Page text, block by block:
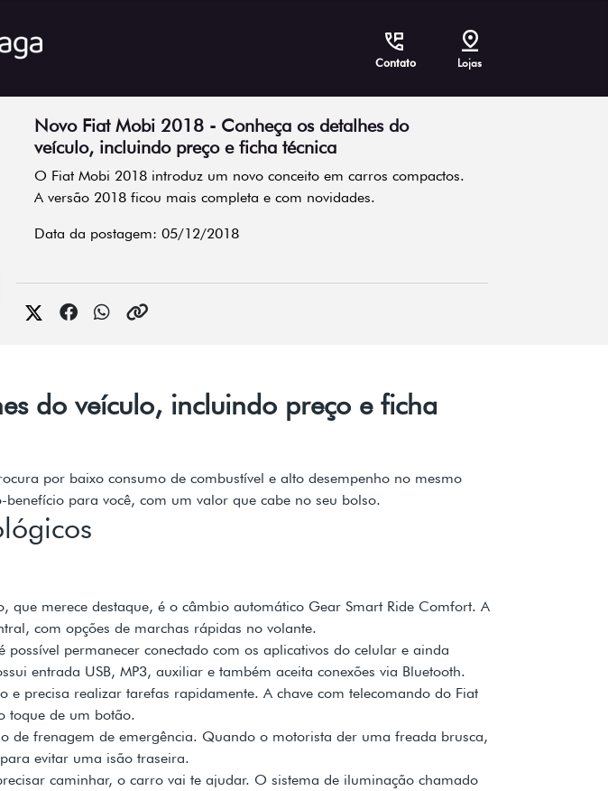
Contato Lojas
Novo Fiat Mobi 2018 - Conheça os detalhes do
veículo, incluindo preço e ficha técnica
O Fiat Mobi 2018 introduz um novo conceito em carros compactos.
A versão 2018 ficou mais completa e com novidades.
Data da postagem: 05/12/2018
do veículo, incluindo preço e ficha
por baixo consumo de combustível e alto desempenho no mesmo
para você, com um valor que cabe no seu bolso.
merece destaque, é o câmbio automático Gear Smart Ride Comfort. A
com opções de marchas rápidas no volante.
permanecer conectado com os aplicativos do celular e ainda
entrada USB, MP3, auxiliar e também aceita conexões via Bluetooth.
precisa realizar tarefas rapidamente. A chave com telecomando do Fiat
toque de um botão.
de frenagem de emergência. Quando o motorista der uma freada brusca,
evitar uma isão traseira.
caminhar, o carro vai te ajudar. O sistema de iluminação chamado